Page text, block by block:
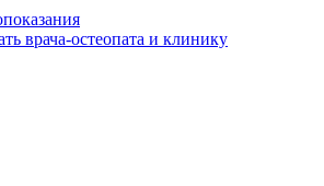
врача-остеопата и клинику